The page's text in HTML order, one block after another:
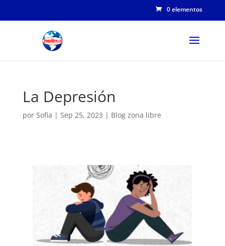
0 elementos
La Depresión
por Sofia | Sep 25, 2023 | Blog zona libre